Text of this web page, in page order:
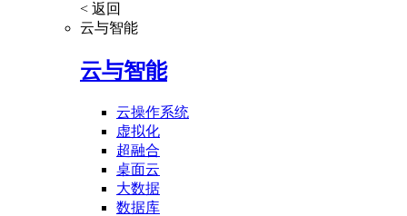
< 返回
云与智能
云与智能
云操作系统
虚拟化
超融合
桌面云
大数据
数据库